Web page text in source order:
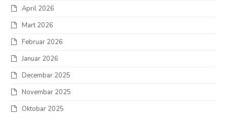
April 2026
Mart 2026
Februar 2026
Januar 2026
Decembar 2025
Novembar 2025
Oktobar 2025